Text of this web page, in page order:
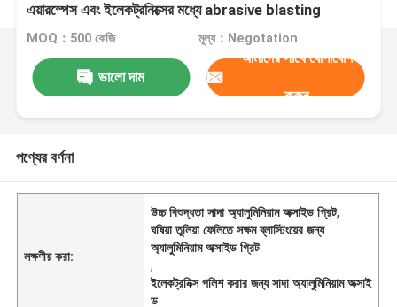
এয়ারস্পেস এবং ইলেকট্রনিক্সের মধ্যে abrasive blasting
grinding এবং পলিশিং জন্য
MOQ：500 কেজি মূল্য：Negotation
ভালো দাম
আমাদের সাথে যোগাযোগ
করুন
পণ্যের বর্ণনা
লক্ষণীয় করা:
উচ্চ বিশুদ্ধতা সাদা অ্যালুমিনিয়াম অক্সাইড গ্রিট,
ঘষিয়া তুলিয়া ফেলিতে সক্ষম ব্লাস্টিংয়ের জন্য
অ্যালুমিনিয়াম অক্সাইড গ্রিট
,
ইলেকট্রনিক্স পলিশ করার জন্য সাদা অ্যালুমিনিয়াম অক্সাই
ড